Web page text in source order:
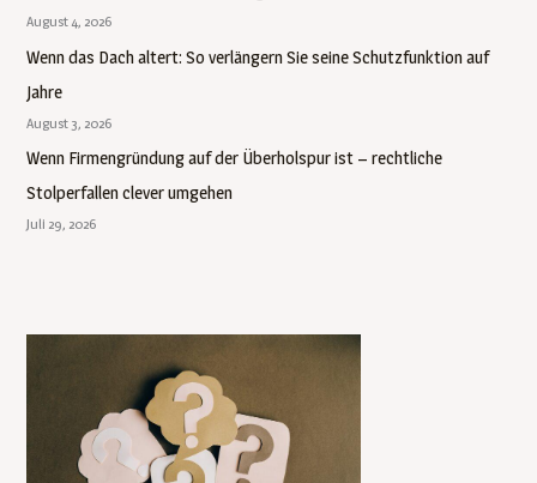
August 4, 2026
Wenn das Dach altert: So verlängern Sie seine Schutzfunktion auf
Jahre
August 3, 2026
Wenn Firmengründung auf der Überholspur ist – rechtliche
Stolperfallen clever umgehen
Juli 29, 2026